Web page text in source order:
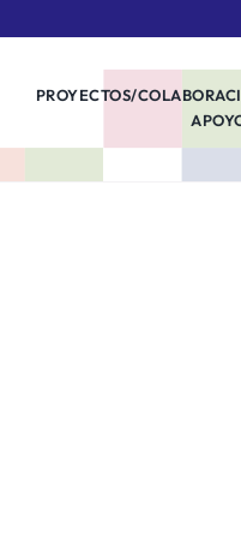
PROYECTOS/